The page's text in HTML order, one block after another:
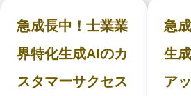
急成長中！士業業
界特化生成AIのカ
スタマーサクセス
急
生
ア